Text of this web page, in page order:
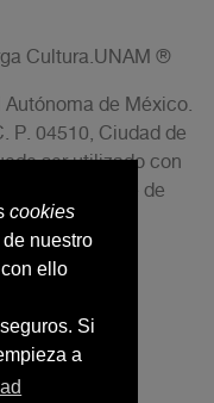
cookies
nuestro
ello
Si
a
Cultura.UNAM ®
de México.
P. 04510, Ciudad de
ser utilizado con
cite la fuente de
LEGAL.